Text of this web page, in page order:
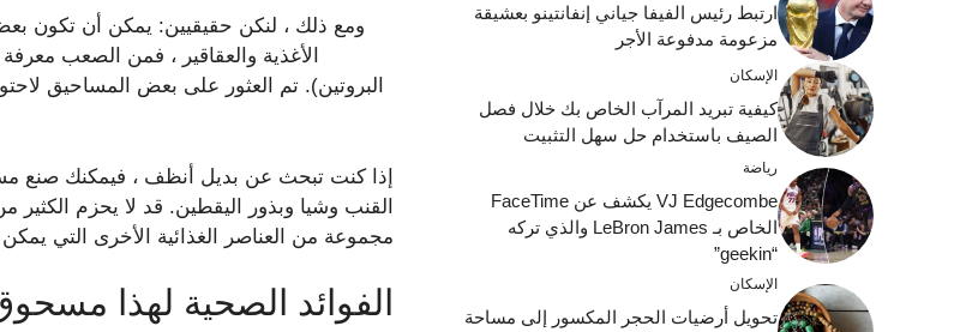
ومع ذلك ، لنكن حقيقيين: يمكن أن تكون بعض
الأغذية والعقاقير ، فمن الصعب
البروتين). تم العثور على بعض المساحيق
إذا كنت تبحث عن بديل أنظف ، فيمكنك صنع
القنب وشيا وبذور اليقطين. قد لا يحزم
مجموعة من العناصر الغذائية الأخرى التي
الفوائد الصحية لهذا
ارتبط رئيس الفيفا جياني إنفانتينو بعشيقة
مزعومة مدفوعة الأجر
الإسكان
كيفية تبريد المرآب الخاص بك خلال فصل
الصيف باستخدام حل سهل التثبيت
رياضة
VJ Edgecombe يكشف عن FaceTime
الخاص بـ LeBron James والذي تركه
“geekin”
الإسكان
تحويل أرضيات الحجر المكسور إلى مساحة